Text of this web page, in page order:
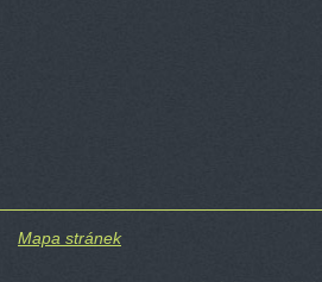
Mapa stránek